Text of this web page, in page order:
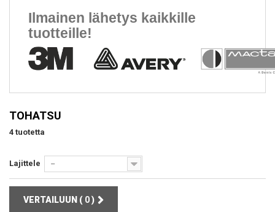
Ilmainen lähetys kaikkille
tuotteille!
TOHATSU
4 tuotetta
Lajittele --
VERTAILUUN ( 0)